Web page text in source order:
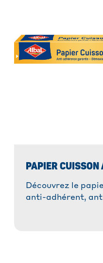
PAPIER CUISSON
Découvrez le
anti-adhérent,